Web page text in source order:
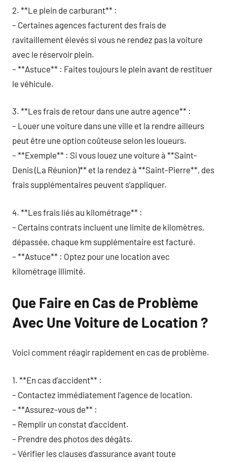
2. **Le plein de carburant** :
– Certaines agences facturent des frais de
ravitaillement élevés si vous ne rendez pas la voiture
avec le réservoir plein.
– **Astuce** : Faites toujours le plein avant de restituer
le véhicule.
3. **Les frais de retour dans une autre agence** :
– Louer une voiture dans une ville et la rendre ailleurs
peut être une option coûteuse selon les loueurs.
– **Exemple** : Si vous louez une voiture à **Saint-
Denis (La Réunion)** et la rendez à **Saint-Pierre**, des
frais supplémentaires peuvent s’appliquer.
4. **Les frais liés au kilométrage** :
– Certains contrats incluent une limite de kilomètres,
dépassée, chaque km supplémentaire est facturé.
– **Astuce** : Optez pour une location avec
kilométrage illimité.
Que Faire en Cas de Problème
Avec Une Voiture de Location ?
Voici comment réagir rapidement en cas de problème.
1. **En cas d’accident** :
– Contactez immédiatement l’agence de location.
– **Assurez-vous de** :
– Remplir un constat d’accident.
– Prendre des photos des dégâts.
– Vérifier les clauses d’assurance avant toute